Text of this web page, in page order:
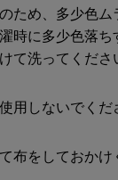
ため、多少色
時に多少色落ち
て洗ってくださ
用しないでくだ
布をしておかけ